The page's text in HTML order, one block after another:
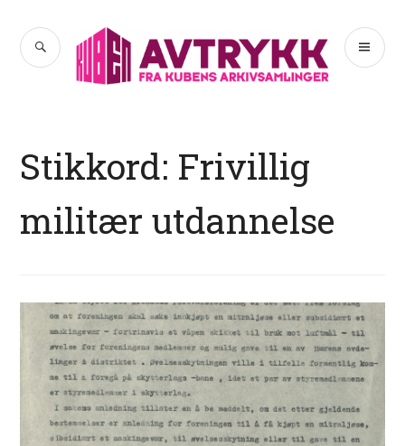
innhold
Avtrykk
SØK
Stikkord: Frivillig
militær utdannelse